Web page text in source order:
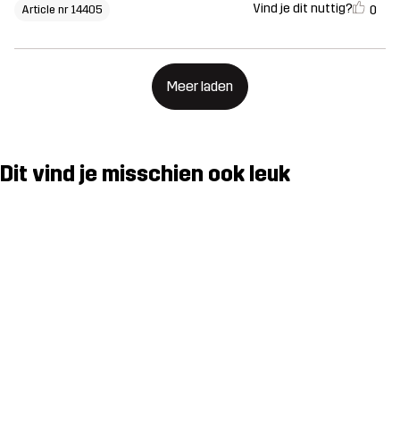
Article nr 14405 Vind je dit nuttig? 0
Meer laden
Dit vind je misschien ook leuk